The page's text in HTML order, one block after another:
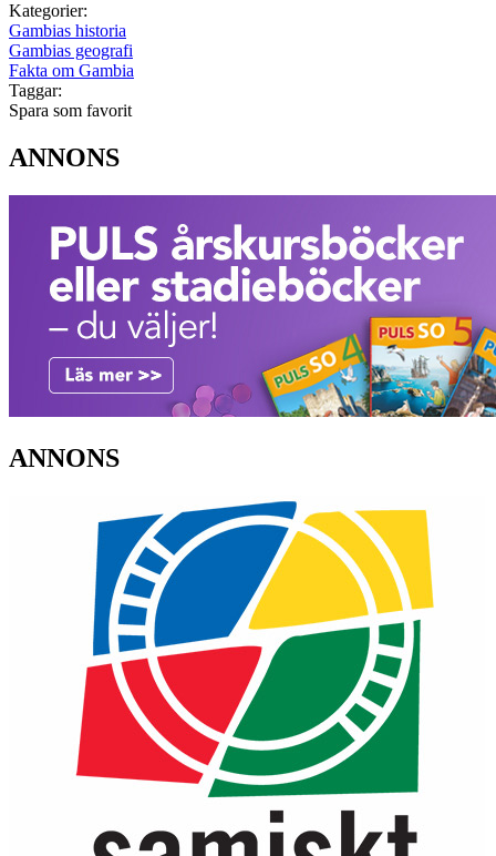
Kategorier:
Gambias historia
Gambias geografi
Fakta om Gambia
Taggar:
Spara som favorit
ANNONS
ANNONS